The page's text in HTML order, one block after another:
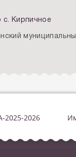
Кирпичное
2025-2026